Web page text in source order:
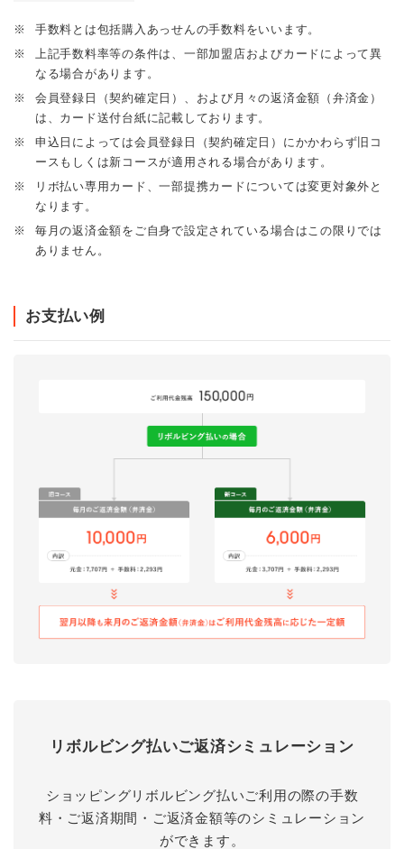
※
手数料とは包括購入あっせんの手数料をいいます。
※
上記手数料率等の条件は、一部加盟店およびカードによって異
なる場合があります。
※
会員登録日（契約確定日）、および月々の返済金額（弁済金）
は、カード送付台紙に記載しております。
※
申込日によっては会員登録日（契約確定日）にかかわらず旧コ
ースもしくは新コースが適用される場合があります。
※
リボ払い専用カード、一部提携カードについては変更対象外と
なります。
※
毎月の返済金額をご自身で設定されている場合はこの限りでは
ありません。
お支払い例
リボルビング払いご返済シミュレーション
ショッピングリボルビング払いご利用の際の手数
料・ご返済期間・ご返済金額等のシミュレーション
ができます。